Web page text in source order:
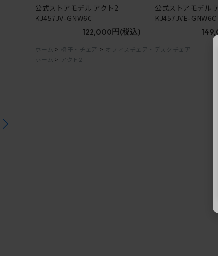
公式ストアモデル アクト2
KJ457JV-GNW6C
122,000円 (税込)
公式ストアモデル
KJ457JVE-GNW6C
ホーム > 椅子・チェア > オフィスチェア・デスクチェア
ホーム > アクト2